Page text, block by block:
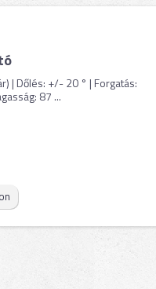
| Dőlés: +/- 20 ° | Forgatás:
87 ...